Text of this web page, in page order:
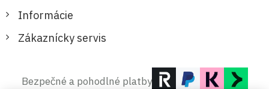
Informácie
Zákaznícky servis
Bezpečné a pohodlné platby